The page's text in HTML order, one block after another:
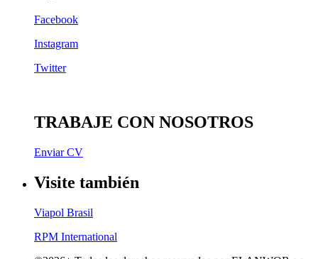
Facebook
Instagram
Twitter
TRABAJE CON NOSOTROS
Enviar CV
Visite también
Viapol Brasil
RPM International